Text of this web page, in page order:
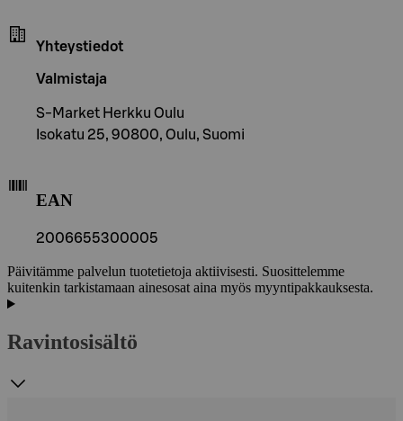
Yhteystiedot
Valmistaja
S-Market Herkku Oulu
Isokatu 25, 90800, Oulu, Suomi
EAN
2006655300005
Päivitämme palvelun tuotetietoja aktiivisesti. Suosittelemme
kuitenkin tarkistamaan ainesosat aina myös myyntipakkauksesta.
Ravintosisältö